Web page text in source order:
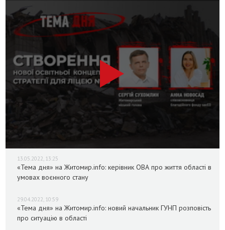
13.05.2022, 13:25
«Тема дня» на Житомир.info: керівник ОВА про життя області в
умовах воєнного стану
29.04.2022, 10:59
«Тема дня» на Житомир.info: новий начальник ГУНП розповість
про ситуацію в області